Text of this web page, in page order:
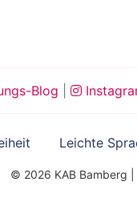
Blog
Leichte
© 2026 KAB Bamberg